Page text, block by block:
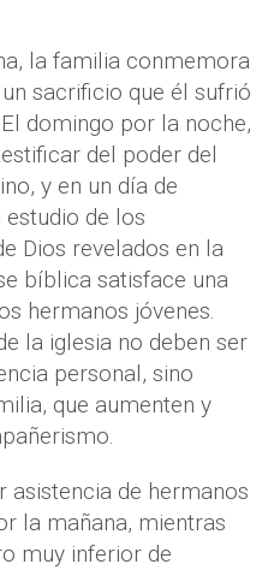
la familia conmemora
sacrificio que él sufrió
domingo por la noche,
del poder del
y en un día de
de los
Dios revelados en la
bíblica satisface una
hermanos jóvenes.
la iglesia no deben ser
personal, sino
que aumenten y
asistencia de hermanos
la mañana, mientras
muy inferior de